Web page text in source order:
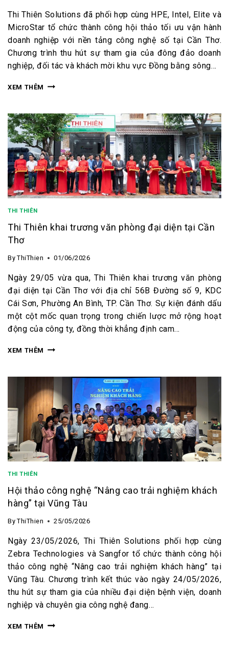
Thi Thiên Solutions đã phối hợp cùng HPE, Intel, Elite và
MicroStar tổ chức thành công hội thảo tối ưu vận hành
doanh nghiệp với nền tảng công nghệ số tại Cần Thơ.
Chương trình thu hút sự tham gia của đông đảo doanh
nghiệp, đối tác và khách mời khu vực Đồng bằng sông…
XEM THÊM
THI THIÊN
Thi Thiên khai trương văn phòng đại diện tại Cần
Thơ
By ThiThien 01/06/2026
Ngày 29/05 vừa qua, Thi Thiên khai trương văn phòng
đại diện tại Cần Thơ với địa chỉ 56B Đường số 9, KDC
Cái Sơn, Phường An Bình, TP. Cần Thơ. Sự kiện đánh dấu
một cột mốc quan trọng trong chiến lược mở rộng hoạt
động của công ty, đồng thời khẳng định cam…
XEM THÊM
THI THIÊN
Hội thảo công nghệ “Nâng cao trải nghiệm khách
hàng” tại Vũng Tàu
By ThiThien 25/05/2026
Ngày 23/05/2026, Thi Thiên Solutions phối hợp cùng
Zebra Technologies và Sangfor tổ chức thành công hội
thảo công nghệ “Nâng cao trải nghiệm khách hàng” tại
Vũng Tàu. Chương trình kết thúc vào ngày 24/05/2026,
thu hút sự tham gia của nhiều đại diện bệnh viện, doanh
nghiệp và chuyên gia công nghệ đang…
XEM THÊM